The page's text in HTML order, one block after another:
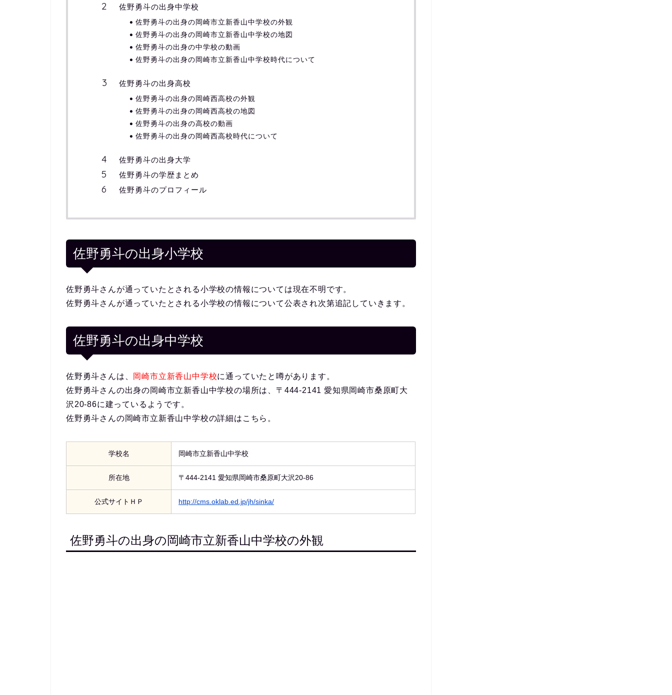
佐野勇斗の出身中学校
佐野勇斗の出身の岡崎市立新香山中学校の外観
佐野勇斗の出身の岡崎市立新香山中学校の地図
佐野勇斗の出身の中学校の動画
佐野勇斗の出身の岡崎市立新香山中学校時代について
佐野勇斗の出身高校
佐野勇斗の出身の岡崎西高校の外観
佐野勇斗の出身の岡崎西高校の地図
佐野勇斗の出身の高校の動画
佐野勇斗の出身の岡崎西高校時代について
佐野勇斗の出身大学
佐野勇斗の学歴まとめ
佐野勇斗のプロフィール
佐野勇斗の出身小学校
佐野勇斗さんが通っていたとされる小学校の情報については現在不明です。
佐野勇斗さんが通っていたとされる小学校の情報について公表され次第追記していきます。
佐野勇斗の出身中学校
佐野勇斗さんは、 岡崎市立新香山中学校に通っていたと噂があります。
佐野勇斗さんの出身の岡崎市立新香山中学校の場所は、〒444-2141 愛知県岡崎市桑原町大
沢20-86に建っているようです。
佐野勇斗さんの岡崎市立新香山中学校の詳細はこちら。
学校名 岡崎市立新香山中学校
所在地 〒444-2141 愛知県岡崎市桑原町大沢20-86
公式サイトＨＰ http://cms.oklab.ed.jp/jh/sinka/
佐野勇斗の出身の岡崎市立新香山中学校の外観